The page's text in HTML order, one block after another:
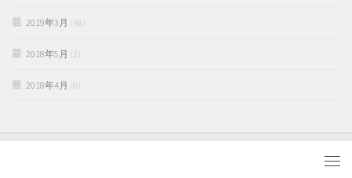
2019年3月 (48)
2018年5月 (2)
2018年4月 (8)